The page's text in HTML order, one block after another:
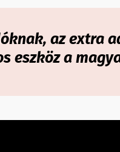
az extra
eszköz a